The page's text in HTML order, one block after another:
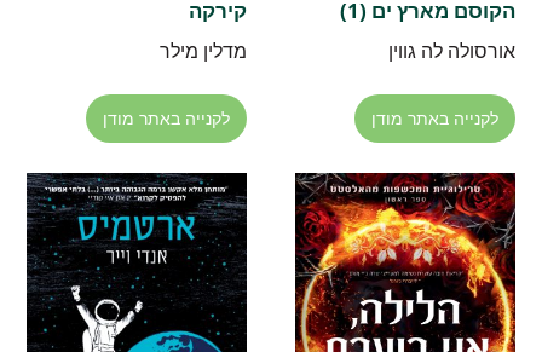
הקוסם מארץ ים (1)
אורסולה לה גווין
לקנייה באתר מודן
קירקה
מדלין מילר
לקנייה באתר מודן